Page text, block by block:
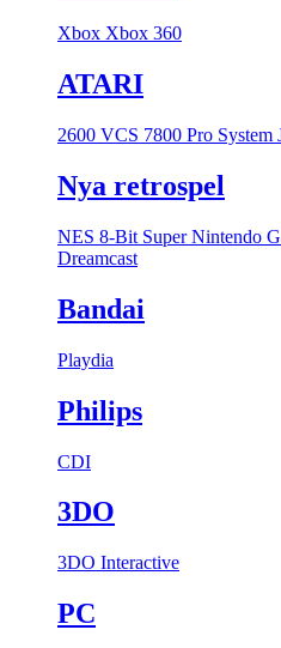
Xbox Xbox 360
ATARI
2600 VCS 7800 Pro System
Nya retrospel
NES 8-Bit Super Nintendo
Dreamcast
Bandai
Playdia
Philips
CDI
3DO
3DO Interactive
PC